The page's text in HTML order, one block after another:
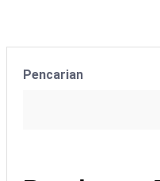
Pencarian